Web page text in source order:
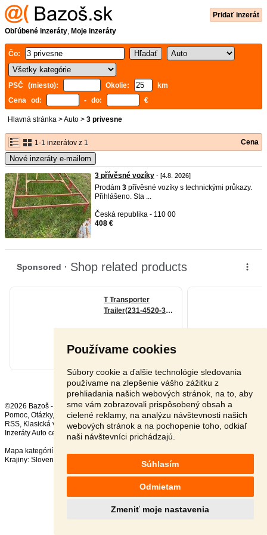
Používame cookies
Súbory cookie a ďalšie technológie sledovania
používame na zlepšenie vášho zážitku z
prehliadania našich webových stránok, na to, aby
sme vám zobrazovali prispôsobený obsah a
cielené reklamy, na analýzu návštevnosti našich
webových stránok a na pochopenie toho, odkiaľ
naši návštevníci prichádzajú.
Súhlasím
Odmietam
Zmeniť moje nastavenia
Pridať inzerát
Obľúbené inzeráty, Moje inzeráty
Čo:
PSČ (miesto): Okolie:
km
Cena od:
- do: €
Hlavná stránka >Auto > 3 privesne
1-1 inzerátov z 1 Cena
Nové inzeráty e-mailom
3 přívěsné vozíky - [4.8. 2026]
Prodám 3 přívěsné vozíky s technickými průkazy.
Přihlášeno. Sta ...
Česká republika - 110 00
408 €
©2026 Bazoš -
Inzercia, bazár
Pomoc, Otázky, Hodnotenie ,Kontakt, Reklama,Podmienky,Ochrana údajov
RSS,
Inzeráty Auto celkom:
233291, za 24 hodín: 12068
Mapa kategórií
Krajiny: Slovensko Poľsko , Rakúsko